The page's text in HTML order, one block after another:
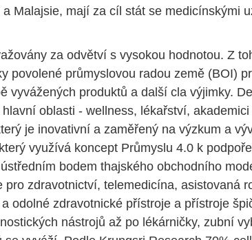
Malajsie, mají za cíl stát se medicínskými
za odvětví s vysokou hodnotou. Z
povolené průmyslovou radou země (BOI)
vyvážených produktů a další cla výjimky.
oblasti - wellness, lékařství,
je inovativní a zaměřený na výzkum a
využívá koncept Průmyslu 4.0 k
bodem thajského obchodního
zdravotnictví, telemedicína, asistovaná
odolné zdravotnické přístroje a přístroje
nástrojů až po lékárničky, zubní